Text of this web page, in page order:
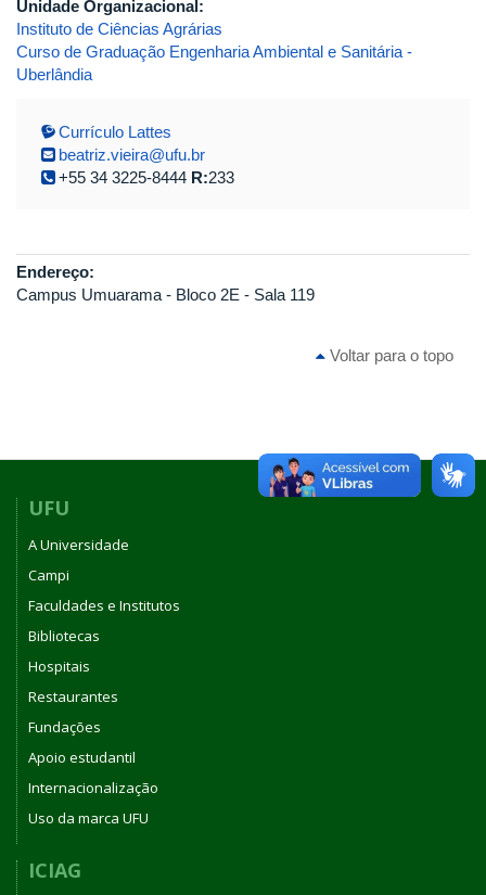
Unidade Organizacional:
Instituto de Ciências Agrárias
Curso de Graduação Engenharia Ambiental e Sanitária -
Uberlândia
Currículo Lattes
beatriz.vieira@ufu.br
+55 34 3225-8444 R:233
Endereço:
Campus Umuarama - Bloco 2E - Sala 119
Voltar para o topo
UFU
A Universidade
Campi
Faculdades e Institutos
Bibliotecas
Hospitais
Restaurantes
Fundações
Apoio estudantil
Internacionalização
Uso da marca UFU
ICIAG